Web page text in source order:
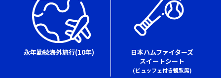
永年勤続海外旅行(10年)
日本ハムファイターズ
スイートシート
(ビュッフェ付き観覧席)